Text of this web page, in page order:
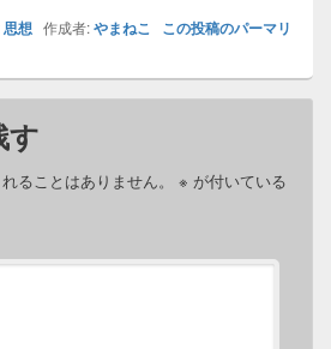
思想 作成者:やまねこ
この投稿のパーマリ
す
ることはありません。 ※ が付いている